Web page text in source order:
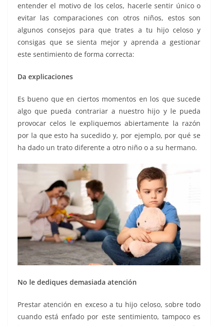
entender el motivo de los celos, hacerle sentir único o
evitar las comparaciones con otros niños, estos son
algunos consejos para que trates a tu hijo celoso y
consigas que se sienta mejor y aprenda a gestionar
este sentimiento de forma correcta:
Da explicaciones
Es bueno que en ciertos momentos en los que sucede
algo que pueda contrariar a nuestro hijo y le pueda
provocar celos le expliquemos abiertamente la razón
por la que esto ha sucedido y, por ejemplo, por qué se
ha dado un trato diferente a otro niño o a su hermano.
No le dediques demasiada atención
Prestar atención en exceso a tu hijo celoso, sobre todo
cuando está enfado por este sentimiento, tampoco es